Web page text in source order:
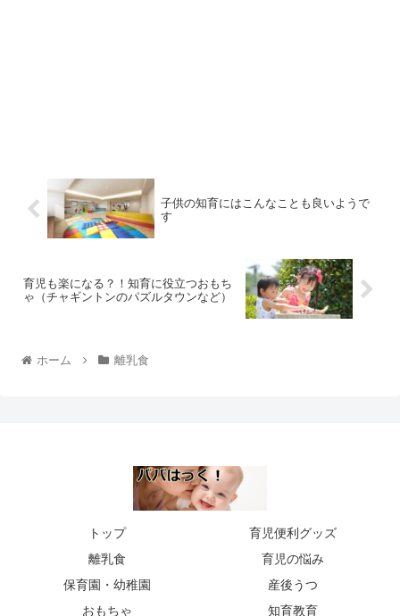
子供の知育にはこんなことも良いようで
す
育児も楽になる？！知育に役立つおもち
ゃ（チャギントンのパズルタウンなど）
ホーム 離乳食
トップ
育児便利グッズ
離乳食
育児の悩み
保育園・幼稚園
産後うつ
おもちゃ
知育教育